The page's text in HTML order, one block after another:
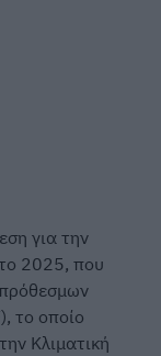
για την
2025, που
το οποίο
Κλιματική